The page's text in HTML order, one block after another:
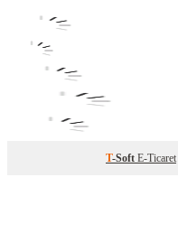
T-Soft E-Ticaret